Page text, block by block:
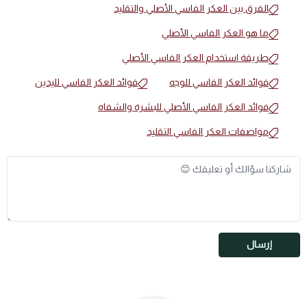
الفرق بين العكر الفاسي الأصلي والتقليد
ما هو العكر الفاسي الأصلي
طريقة استخدام العكر الفاسي الأصلي
فوائد العكر الفاسي للوجه فوائد العكر الفاسي لليدين
فوائد العكر الفاسي الأصلي للبشرة والشفاه
مواصفات العكر الفاسي التقليد
إرسال